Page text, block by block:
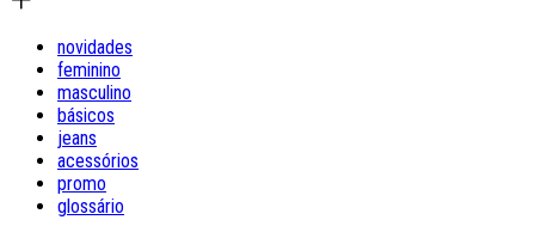
novidades
feminino
masculino
básicos
jeans
acessórios
promo
glossário